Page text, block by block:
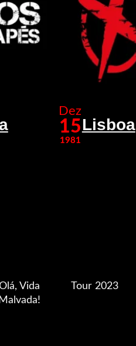
Dez
15
1981
Lisboa
Vida
Malvada!
Tour 2023